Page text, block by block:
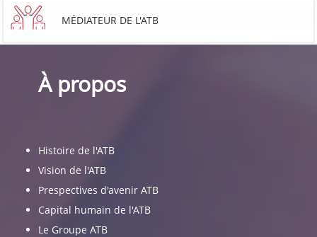
MÉDIATEUR DE L'ATB
À propos
Histoire de l'ATB
Vision de l'ATB
Prespectives d'avenir ATB
Capital humain de l'ATB
Le Groupe ATB